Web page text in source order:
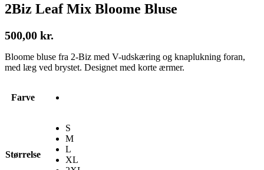
2Biz Leaf Mix Bloome Bluse
500,00 kr.
Bloome bluse fra 2-Biz med V-udskæring og knaplukning foran,
med læg ved brystet. Designet med korte ærmer.
Farve
Størrelse
S
M
L
XL